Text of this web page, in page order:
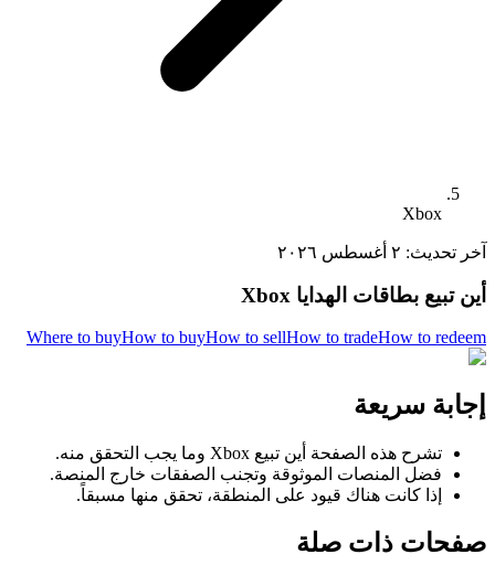
Xbox
آخر تحديث: ٢ أغسطس ٢٠٢٦
أين تبيع بطاقات الهدايا Xbox
Where to buyHow to buyHow to sellHow to tradeHow to redeem
إجابة سريعة
تشرح هذه الصفحة أين تبيع Xbox وما يجب التحقق منه.
فضل المنصات الموثوقة وتجنب الصفقات خارج المنصة.
إذا كانت هناك قيود على المنطقة، تحقق منها مسبقاً.
صفحات ذات صلة